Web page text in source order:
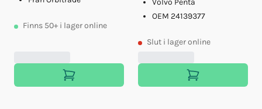
Finns 50+ i lager online
OEM 24139377
Slut i lager online